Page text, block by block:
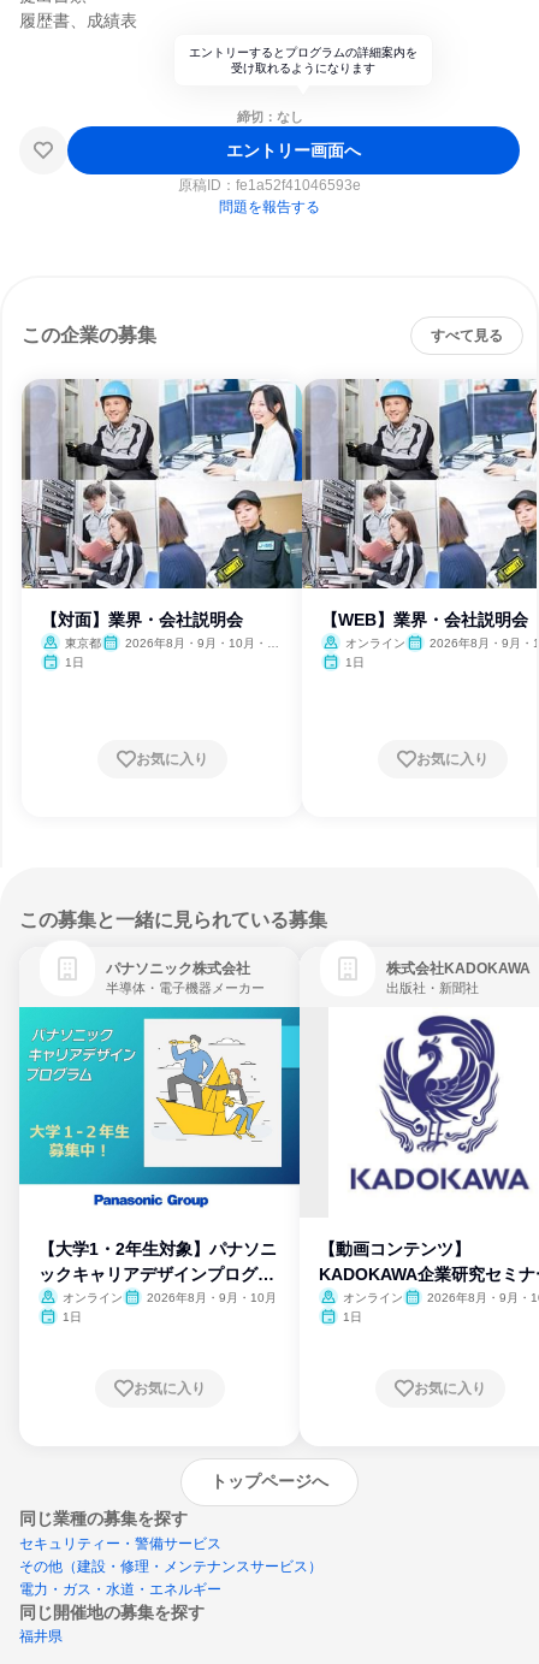
履歴書、成績表
エントリーするとプログラムの詳細案内を
受け取れるようになります
締切：なし
エントリー画面へ
原稿ID： fe1a52f41046593e
問題を報告する
この企業の募集 すべて見る
【対面】業界・会社説明会
東京都
2026年8月・9月・10月・11
1日
お気に入り
【WEB】業界・会社説明会
オンライン
2026年8月・9月・
1日
お気に入り
この募集と一緒に見られている募集
パナソニック株式会社
半導体・電子機器メーカー
【大学1・2年生対象】パナソニ
ックキャリアデザインプログラ
ム
オンライン
2026年8月・9月・10月
1日
お気に入り
株式会社KADOKAWA
出版社・新聞社
【動画コンテンツ】
KADOKAWA企業研究セミナ
オンライン
2026年8月・9月・
1日
お気に入り
トップページへ
同じ業種の募集を探す
セキュリティー・警備サービス
その他（建設・修理・メンテナンスサービス）
電力・ガス・水道・エネルギー
同じ開催地の募集を探す
福井県